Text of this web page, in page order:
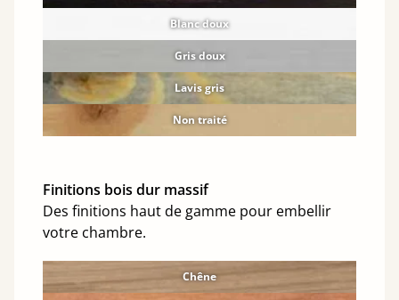
Blanc doux
Gris doux
Lavis gris
Non traité
Finitions bois dur massif
Des finitions haut de gamme pour embellir
votre chambre.
Chêne